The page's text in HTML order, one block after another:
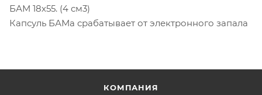
БАМ 18х55. (4 см3)
Капсуль БАМа срабатывает от электронного запала
КОМПАНИЯ